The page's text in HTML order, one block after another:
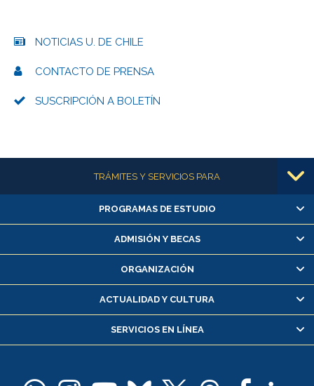
NOTICIAS U. DE CHILE
CONTACTO DE PRENSA
SUSCRIPCIÓN A BOLETÍN
Más informaciónTRÁMITES Y SERVICIOS PARA
Alumnas/os y exalumnas/os
Matrícula en línea
Inscripción y cambio de asignaturas
Consulta y certificado de notas
Servicio médico y dental
Pago de arancel y crédito alumnos
PROGRAMAS DE ESTUDIO
ADMISIÓN Y BECAS
ORGANIZACIÓN
ACTUALIDAD Y CULTURA
SERVICIOS EN LÍNEA